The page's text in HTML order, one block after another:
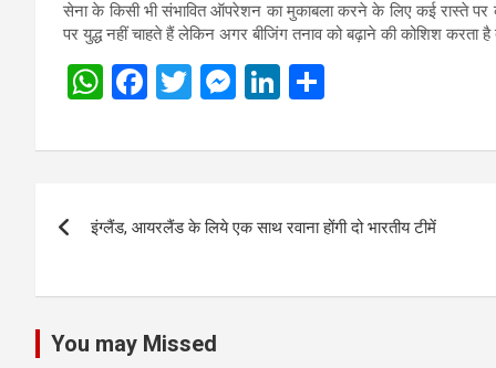
सेना के किसी भी संभावित ऑपरेशन का मुकाबला करने के लिए कई रास्ते
पर युद्ध नहीं चाहते हैं लेकिन अगर बीजिंग तनाव को बढ़ाने की कोशिश करता है
W
at
A
p
F
ce
o
k
T
tt
M
se
g
Li
ke
n
ar
navigation
इंग्लैंड, आयरलैंड के लिये एक साथ रवाना होंगी दो भारतीय टीमें
You may Missed